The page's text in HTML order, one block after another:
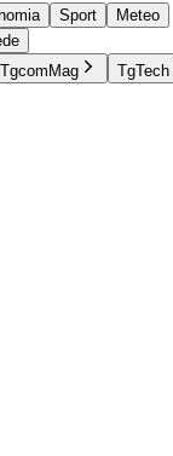
Sport
Meteo
TgcomMag TgTech